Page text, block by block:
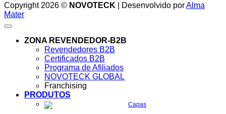
Copyright 2026 © NOVOTECK | Desenvolvido porAlma
Mater
ZONA REVENDEDOR-B2B
Revendedores B2B
Certificados B2B
Programa de Afiliados
NOVOTECK GLOBAL
Franchising
PRODUTOS